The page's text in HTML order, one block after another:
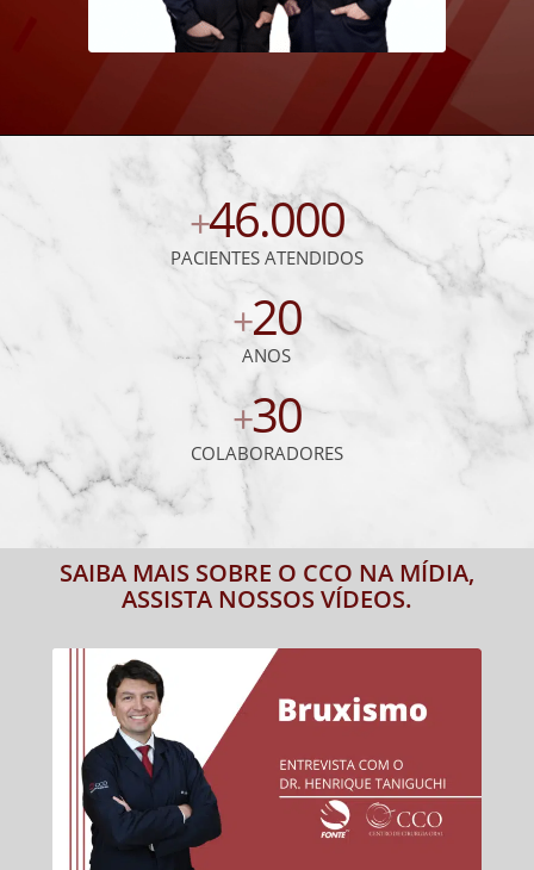
+46.000
PACIENTES ATENDIDOS
+20
ANOS
+30
COLABORADORES
SAIBA MAIS SOBRE O CCO NA MÍDIA,
ASSISTA NOSSOS VÍDEOS.